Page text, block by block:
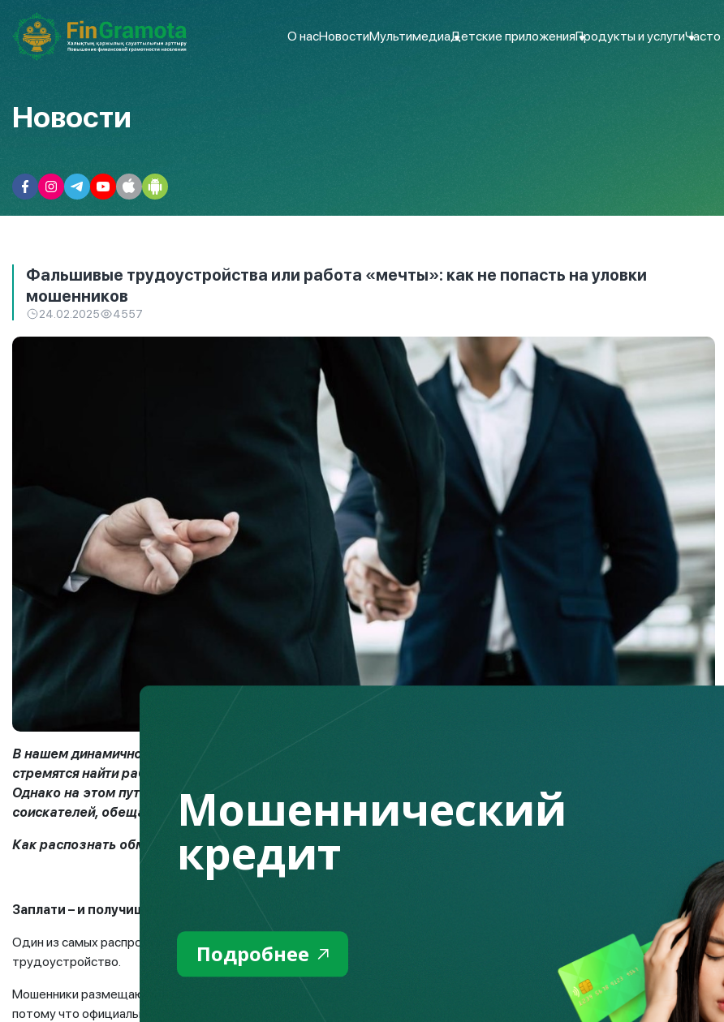
О насНовостиМультимедиаДетские приложенияПродукты и услугиЧасто
Новости
Фальшивые трудоустройства или работа «мечты»: как не попасть на уловки
мошенников
24.02.2025 4557
В нашем динамичном мире рынок труда меняется с невероятной скоростью, и многие соискатели
стремятся найти работу, которая не только соответствует их желаниям, но и раскрывает их таланты.
Однако на этом пути они могут столкнуться с мошенниками, которые пользуются доверчивостью
соискателей, обещая золотые горы, а в итоге оставляют их без денег и работы.
Как распознать обман и не попасться на удочку мошенников, рассмотрим вместе с
Заплати – и получишь работу!
Один из самых распространенных видов мошенничества — требование предоплаты за «гарантированное»
трудоустройство.
Мошенники размещают объявление об интересных вакансиях на различных площадках, но чаще в социальных сетях,
потому что официальные сайты модерируют работодателей и могут заблокировать аккаунт после нескольких жалоб.
Мошеннический
кредит
Подробнее